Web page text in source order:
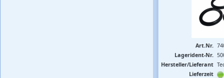
Art.Nr.
Lagerident-Nr.
Hersteller/Lieferant
Lieferzeit